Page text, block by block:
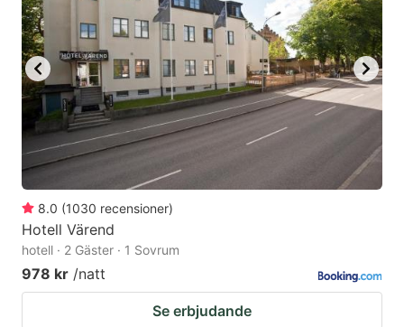
8.0 (1030 recensioner)
Hotell Värend
hotell · 2 Gäster · 1 Sovrum
978 kr /natt
Se erbjudande